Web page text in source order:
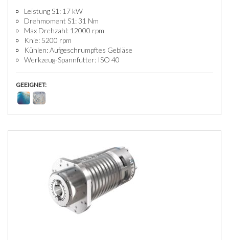
Leistung S1: 17 kW
Drehmoment S1: 31 Nm
Max Drehzahl: 12000 rpm
Knie: 5200 rpm
Kühlen: Aufgeschrumpftes Gebläse
Werkzeug-Spannfutter: ISO 40
GEEIGNET: